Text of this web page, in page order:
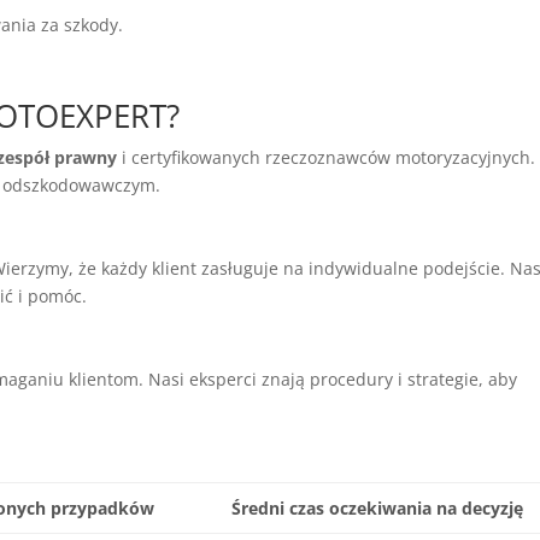
za szkody.
prawny i certyfikowanych rzeczoznawców motoryzacyjnych.
że każdy klient zasługuje na indywidualne podejście.
i pomóc.
klientom. Nasi eksperci znają procedury i strategie, aby
przypadków Średni czas oczekiwania na decyzję